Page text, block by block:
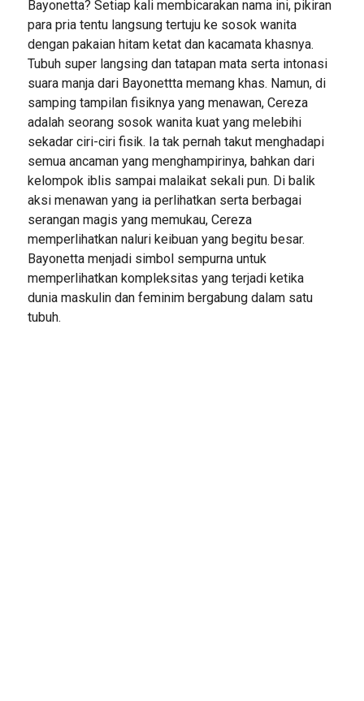
Bayonetta? Setiap kali membicarakan nama ini, pikiran
para pria tentu langsung tertuju ke sosok wanita
dengan pakaian hitam ketat dan kacamata khasnya.
Tubuh super langsing dan tatapan mata serta intonasi
suara manja dari Bayonettta memang khas. Namun, di
samping tampilan fisiknya yang menawan, Cereza
adalah seorang sosok wanita kuat yang melebihi
sekadar ciri-ciri fisik. Ia tak pernah takut menghadapi
semua ancaman yang menghampirinya, bahkan dari
kelompok iblis sampai malaikat sekali pun. Di balik
aksi menawan yang ia perlihatkan serta berbagai
serangan magis yang memukau, Cereza
memperlihatkan naluri keibuan yang begitu besar.
Bayonetta menjadi simbol sempurna untuk
memperlihatkan kompleksitas yang terjadi ketika
dunia maskulin dan feminim bergabung dalam satu
tubuh.